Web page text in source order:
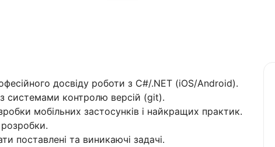
досвіду роботи з C#/.NET (iOS/Android).
системами контролю версій (git).
мобільних застосунків і найкращих практик.
поставлені та виникаючі задачі.